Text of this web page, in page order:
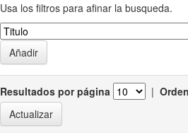
Usa los filtros para afinar la busqueda.
Resultados por página |